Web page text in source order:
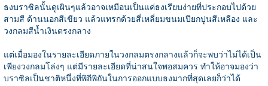
ธงบราซิลนั้นดูเผินๆแล้วอาจเหมือนเป็นแค่ธงเรียบง่ายที่ประกอบไปด้วย
สามสี ด้านนอกสีเขียว แล้วแทรกด้วยสี่เหลี่ยมขนมเปียกปูนสีเหลือง และ
วงกลมสีน้ำเงินตรงกลาง
แต่เมื่อมองในรายละเอียดภายในวงกลมตรงกลางแล้วก็จะพบว่าไม่ได้เป็น
เพียงวงกลมโล่งๆ แต่มีรายละเอียดที่น่าสนใจพอสมควร ทำให้อาจมองว่า
บราซิลเป็นชาติหนึ่งที่พิถีพิถันในการออกแบบธงมากที่สุดเลยก็ว่าได้